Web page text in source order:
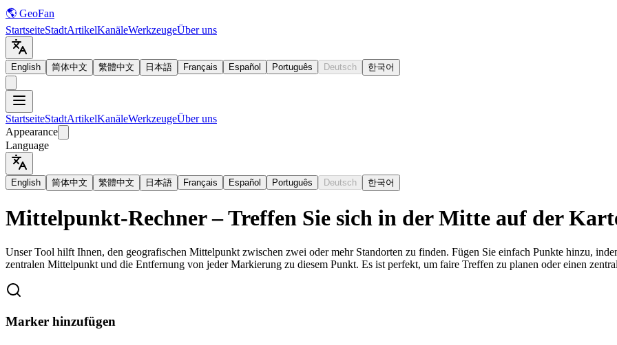
🌎 GeoFan
StartseiteStadtArtikelKanäleWerkzeugeÜber uns
English 简体中文 繁體中文 日本語 Français Español Português Deutsch 한국어
StartseiteStadtArtikelKanäleWerkzeugeÜber uns
Appearance
Language
English 简体中文 繁體中文 日本語 Français Español Português Deutsch 한국어
Mittelpunkt-Rechner – Treffen Sie sich in der Mitte auf der
Unser Tool hilft Ihnen, den geografischen Mittelpunkt zwischen zwei oder mehr Standorten zu finden. Fügen Sie einfach Punkte hinzu,
zentralen Mittelpunkt und die Entfernung von jeder Markierung zu diesem Punkt. Es ist perfekt, um faire Treffen zu planen oder einen
Marker hinzufügen